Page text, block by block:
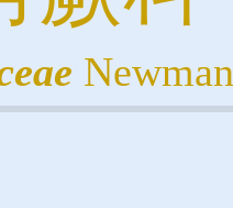
Newman